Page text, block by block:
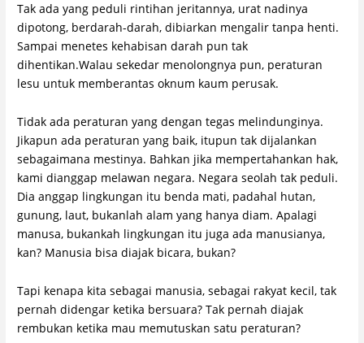
Tak ada yang peduli rintihan jeritannya, urat nadinya
dipotong, berdarah-darah, dibiarkan mengalir tanpa henti.
Sampai menetes kehabisan darah pun tak
dihentikan.Walau sekedar menolongnya pun, peraturan
lesu untuk memberantas oknum kaum perusak.
Tidak ada peraturan yang dengan tegas melindunginya.
Jikapun ada peraturan yang baik, itupun tak dijalankan
sebagaimana mestinya. Bahkan jika mempertahankan hak,
kami dianggap melawan negara. Negara seolah tak peduli.
Dia anggap lingkungan itu benda mati, padahal hutan,
gunung, laut, bukanlah alam yang hanya diam. Apalagi
manusa, bukankah lingkungan itu juga ada manusianya,
kan? Manusia bisa diajak bicara, bukan?
Tapi kenapa kita sebagai manusia, sebagai rakyat kecil, tak
pernah didengar ketika bersuara? Tak pernah diajak
rembukan ketika mau memutuskan satu peraturan?